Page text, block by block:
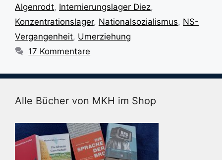
Algenrodt, Internierungslager Diez,
Konzentrationslager, Nationalsozialismus, NS-
Vergangenheit, Umerziehung
17 Kommentare
Alle Bücher von MKH im Shop